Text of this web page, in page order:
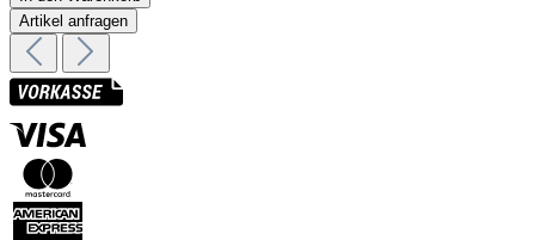
Artikel anfragen